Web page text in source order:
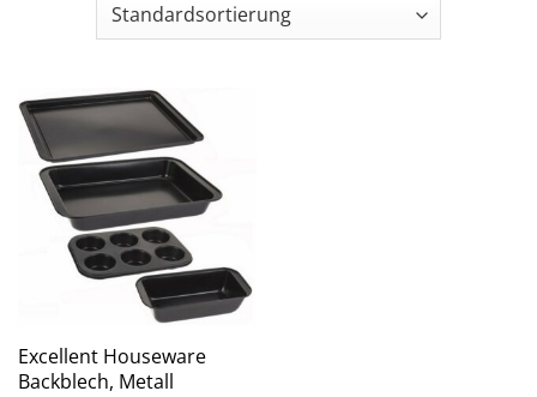
Excellent Houseware
Backblech, Metall